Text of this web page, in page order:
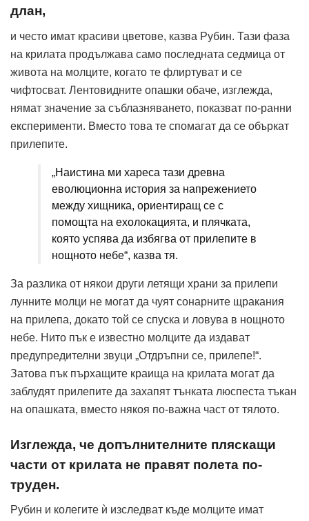
длан,
и често имат красиви цветове, казва Рубин. Тази фаза
на крилата продължава само последната седмица от
живота на молците, когато те флиртуват и се
чифтосват. Лентовидните опашки обаче, изглежда,
нямат значение за съблазняването, показват по-ранни
експерименти. Вместо това те спомагат да се объркат
прилепите.
„Наистина ми хареса тази древна
еволюционна история за напрежението
между хищника, ориентиращ се с
помощта на ехолокацията, и плячката,
която успява да избягва от прилепите в
нощното небе“, казва тя.
За разлика от някои други летящи храни за прилепи
лунните молци не могат да чуят сонарните щракания
на прилепа, докато той се спуска и ловува в нощното
небе. Нито пък е известно молците да издават
предупредителни звуци „Отдръпни се, прилепе!“.
Затова пък пърхащите краища на крилата могат да
заблудят прилепите да захапят тънката люспеста тъкан
на опашката, вместо някоя по-важна част от тялото.
Изглежда, че допълнителните пляскащи
части от крилата не правят полета по-
труден.
Рубин и колегите ѝ изследват къде молците имат